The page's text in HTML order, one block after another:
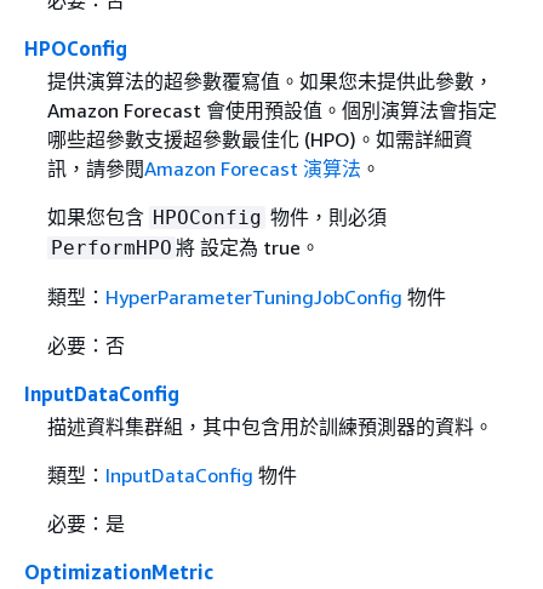
HPOConfig
提供演算法的超參數覆寫值。如果您未提供此參數，
Amazon Forecast 會使用預設值。個別演算法會指定
哪些超參數支援超參數最佳化 (HPO)。如需詳細資
訊，請參閱Amazon Forecast 演算法 。
如果您包含 HPOConfig 物件，則必須
PerformHPO 將 設定為 true。
類型： HyperParameterTuningJobConfig 物件
必要：否
InputDataConfig
描述資料集群組，其中包含用於訓練預測器的資料。
類型： InputDataConfig 物件
必要：是
OptimizationMetric